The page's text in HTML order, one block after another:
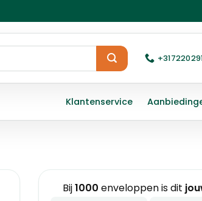
Klantenservice
Bij1000 enveloppen is dit